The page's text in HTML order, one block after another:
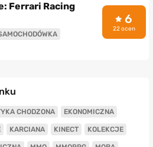
Ferrari Racing
6
22 ocen
CHODZONA EKONOMICZNA
KARCIANA KINECT KOLEKCJE